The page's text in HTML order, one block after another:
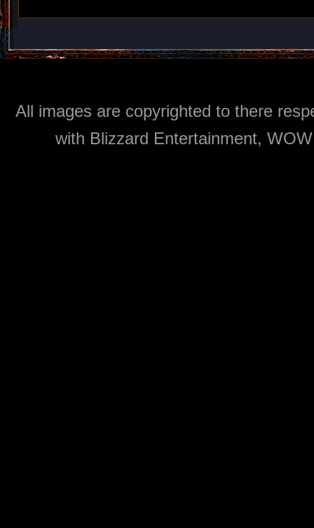
All images are copyrighted to there
with Blizzard Entertainment,